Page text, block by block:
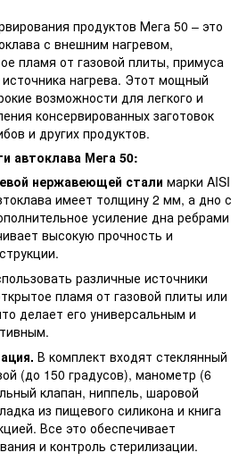
продуктов Мега 50 – это
с внешним нагревом,
пламя от газовой плиты, примуса
нагрева. Этот мощный
возможности для легкого и
консервированных заготовок
и других продуктов.
автоклава Мега 50:
нержавеющей стали марки AISI
имеет толщину 2 мм, а дно с
усиление дна ребрами
высокую прочность и
различные источники
пламя от газовой плиты или
делает его универсальным и
В комплект входят стеклянный
(до 150 градусов), манометр (6
клапан, ниппель, шаровой
из пищевого силикона и книга
Все это обеспечивает
и контроль стерилизации.